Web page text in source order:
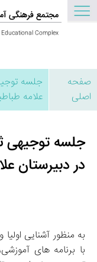
مجتمع فرهنگی
Complex
صفحه
اصلی
جلسه
علامه
جلسه توجیهی
در دبیرستان
با برنامه‌